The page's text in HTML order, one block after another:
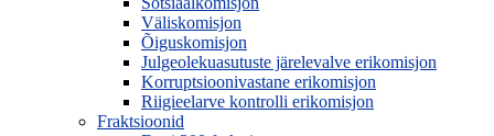
Väliskomisjon
Õiguskomisjon
Julgeolekuasutuste järelevalve erikomisjon
Korruptsioonivastane erikomisjon
Riigieelarve kontrolli erikomisjon
Fraktsioonid